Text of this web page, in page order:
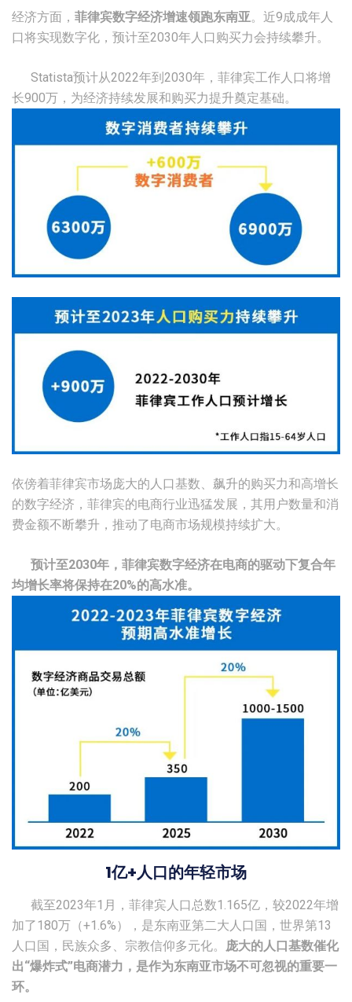
经济方面， 菲律宾数字经济增速领跑东南亚。近9成成年人
口将实现数字化，预计至2030年人口购买力会持续攀升。
Statista预计从2022年到2030年，菲律宾工作人口将增
长900万，为经济持续发展和购买力提升奠定基础。
依傍着菲律宾市场庞大的人口基数、飙升的购买力和高增长
的数字经济，菲律宾的电商行业迅猛发展，其用户数量和消
费金额不断攀升，推动了电商市场规模持续扩大。
预计至2030年，菲律宾数字经济在电商的驱动下复合年
均增长率将保持在20%的高水准。
1亿+人口的年轻市场
截至2023年1月，菲律宾人口总数1.165亿，较2022年增
加了180万（+1.6%），是东南亚第二大人口国，世界第13
人口国，民族众多、宗教信仰多元化。 庞大的人口基数催化
出“爆炸式”电商潜力，是作为东南亚市场不可忽视的重要一
环。